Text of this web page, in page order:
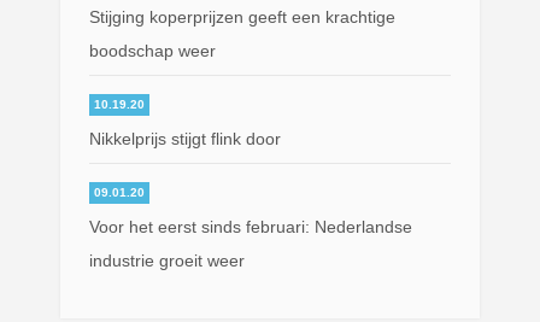
Stijging koperprijzen geeft een krachtige
boodschap weer
10.19.20
Nikkelprijs stijgt flink door
09.01.20
Voor het eerst sinds februari: Nederlandse
industrie groeit weer